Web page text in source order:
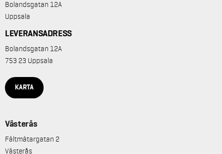
Bolandsgatan 12A
Uppsala
LEVERANSADRESS
Bolandsgatan 12A
753 23 Uppsala
KARTA
Västerås
Fältmätargatan 2
Västerås